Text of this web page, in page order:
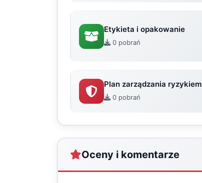
Etykieta i opakowanie
0 pobrań
Plan zarządzania ryzykiem
0 pobrań
Oceny i komentarze